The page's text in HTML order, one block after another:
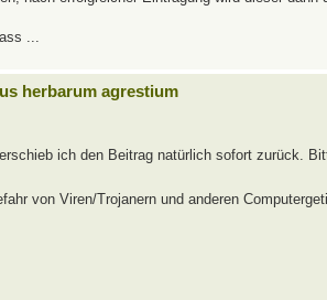
...
herbarum agrestium
ich den Beitrag natürlich sofort zurück.
von Viren/Trojanern und anderen